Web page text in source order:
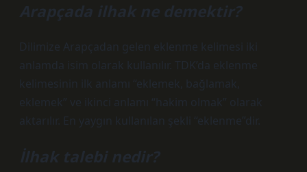
Arapçada ilhak ne demektir?
Dilimize Arapçadan gelen eklenme kelimesi iki
anlamda isim olarak kullanılır. TDK’da eklenme
kelimesinin ilk anlamı “eklemek, bağlamak,
eklemek” ve ikinci anlamı “hakim olmak” olarak
aktarılır. En yaygın kullanılan şekli “eklenme”dir.
İlhak talebi nedir?